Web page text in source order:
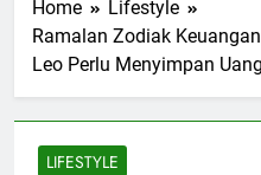
Home
Lifestyle
Ramalan Zodiak
Leo Perlu Menyimpan
LIFESTYLE